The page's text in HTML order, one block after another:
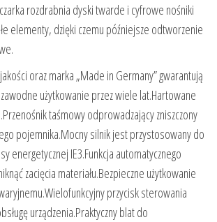
rozdrabnia dyski twarde i cyfrowe nośniki
elementy, dzięki czemu późniejsze odtworzenie
oraz marka „Made in Germany” gwarantują
użytkowanie przez wiele lat.Hartowane
taśmowy odprowadzający zniszczony
pojemnika.Mocny silnik jest przystosowany do
energetycznej IE3.Funkcja automatycznego
zacięcia materiału.Bezpieczne użytkowanie
przycisk sterowania
urządzenia.Praktyczny blat do